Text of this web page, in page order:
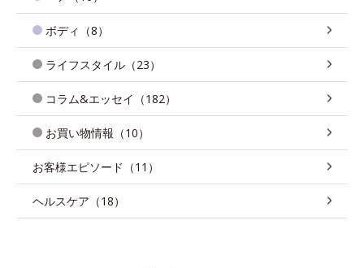
ボディ（8）
ライフスタイル（23）
コラム&エッセイ（182）
お買い物情報（10）
お客様エピソード（11）
ヘルスケア（18）